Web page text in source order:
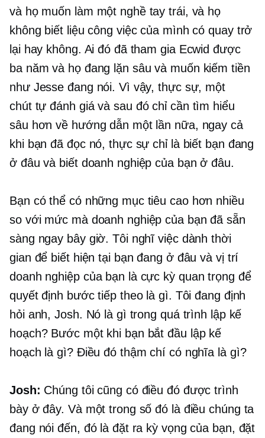
và họ muốn làm một nghề tay trái, và họ
không biết liệu công việc của mình có quay trở
lại hay không. Ai đó đã tham gia Ecwid được
ba năm và họ đang lặn sâu và muốn kiếm tiền
như Jesse đang nói. Vì vậy, thực sự, một
chút tự đánh giávà sau đó chỉ cần tìm hiểu
sâu hơn về hướng dẫn một lần nữa, ngay cả
khi bạn đã đọc nó, thực sự chỉ là biết bạn đang
ở đâu và biết doanh nghiệp của bạn ở đâu.
Bạn có thể có những mục tiêu cao hơn nhiều
so với mức mà doanh nghiệp của bạn đã sẵn
sàng ngay bây giờ. Tôi nghĩ việc dành thời
gian để biết hiện tại bạn đang ở đâu và vị trí
doanh nghiệp của bạn là cực kỳ quan trọng để
quyết định bước tiếp theo là gì. Tôi đang định
hỏi anh, Josh. Nó là gì trong quá trình lập kế
hoạch? Bước một khi bạn bắt đầu lập kế
hoạch là gì? Điều đó thậm chí có nghĩa là gì?
Josh: Chúng tôi cũng có điều đó được trình
bày ở đây. Và một trong số đó là điều chúng ta
đang nói đến, đó là đặt ra kỳ vọng của bạn, đặt